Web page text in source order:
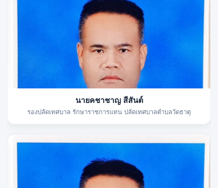
นายคชาชาญ สีสันต์
รองปลัดเทศบาล รักษาราชการแทน ปลัดเทศบาลตำบลวัดธาตุ